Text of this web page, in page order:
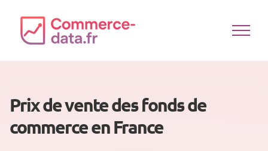
contenu
Prix de vente des fonds de
commerce en France